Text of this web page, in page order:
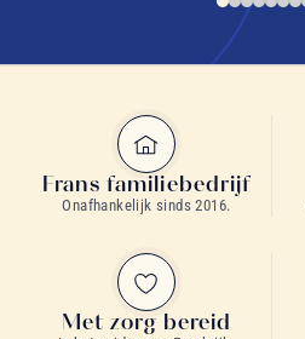
Frans familiebedrijf
Onafhankelijk sinds 2016.
Met zorg bereid